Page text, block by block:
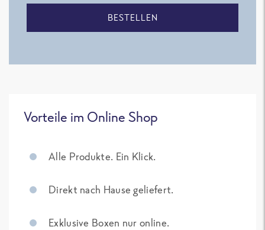
BESTELLEN
Vorteile im Online Shop
Alle Produkte. Ein Klick.
Direkt nach Hause geliefert.
Exklusive Boxen nur online.